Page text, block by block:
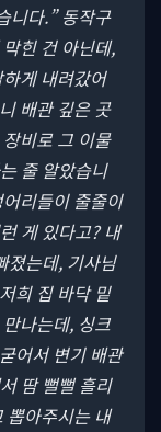
니다.” 동작구
힌 건 아닌데,
게 내려갔어
배관 깊은 곳
비로 그 이물
줄 알았습니
리들이 줄줄이
게 있다고? 내
졌는데, 기사님
희 집 바닥 밑
나는데, 싱크
어서 변기 배관
땀 뻘뻘 흘리
뽑아주시는 내